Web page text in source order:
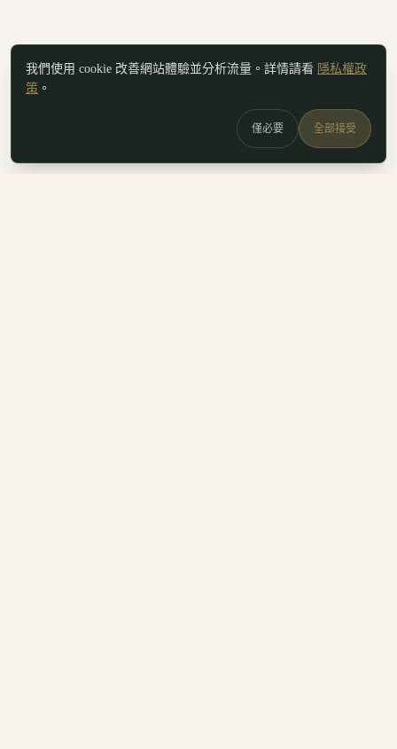
我們使用 cookie 改善網站體驗並分析流量。詳情請看 隱私權政
策 。
僅必要 全部接受